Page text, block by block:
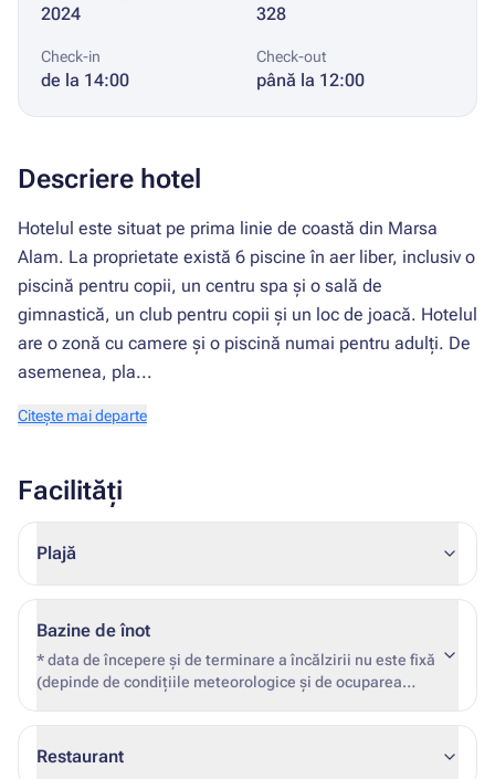
2024 328
Check-in
de la 14:00
Check-out
până la 12:00
Descriere hotel
Hotelul este situat pe prima linie de coastă din Marsa
Alam. La proprietate există 6 piscine în aer liber, inclusiv o
piscină pentru copii, un centru spa și o sală de
gimnastică, un club pentru copii și un loc de joacă. Hotelul
are o zonă cu camere și o piscină numai pentru adulți. De
asemenea, pla...
Citește mai departe
Facilități
Plajă
Bazine de înot
* data de începere și de terminare a încălzirii nu este fixă
(depinde de condițiile meteorologice și de ocuparea
Restaurant